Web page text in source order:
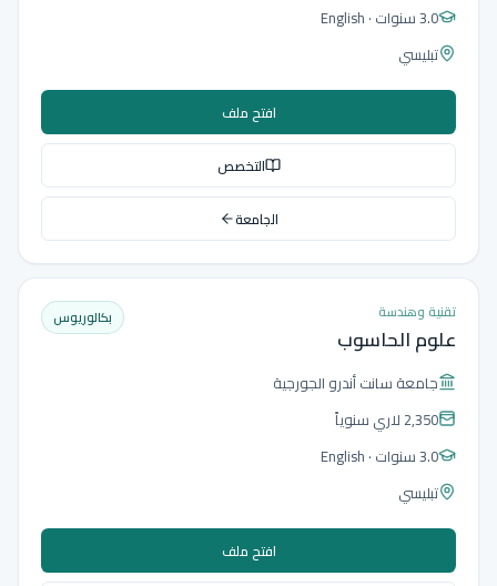
3.0 سنوات
· English
تبليسي
افتح ملف
التخصص
الجامعة
تقنية وهندسة
علوم الحاسوب
بكالوريوس
جامعة سانت أندرو الجورجية
2,350 لاري
سنوياً
3.0 سنوات
· English
تبليسي
افتح ملف